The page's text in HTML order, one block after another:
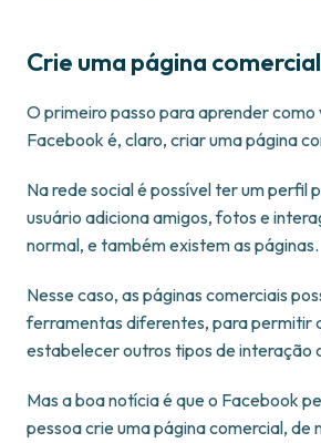
Crie uma página comercial
O primeiro passo para aprender como
Facebook é, claro, criar uma página
Na rede social é possível ter um perfil
usuário adiciona amigos, fotos e
normal, e também existem as páginas.
Nesse caso, as páginas comerciais
ferramentas diferentes, para permitir
estabelecer outros tipos de interação
Mas a boa notícia é que o Facebook
pessoa crie uma página comercial, de